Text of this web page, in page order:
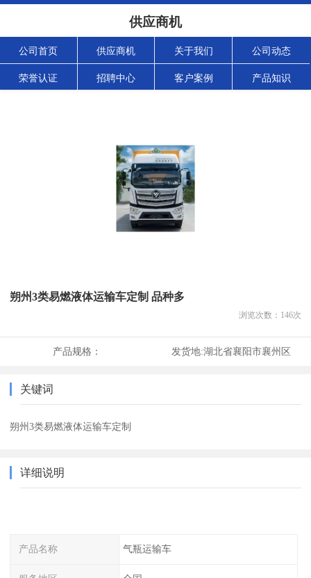
供应商机
公司首页 供应商机 关于我们 公司动态
荣誉认证 招聘中心 客户案例 产品知识
朔州3类易燃液体运输车定制 品种多
浏览次数： 146次
产品规格： 发货地:湖北省襄阳市襄州区
关键词
朔州3类易燃液体运输车定制
详细说明
产品名称 气瓶运输车